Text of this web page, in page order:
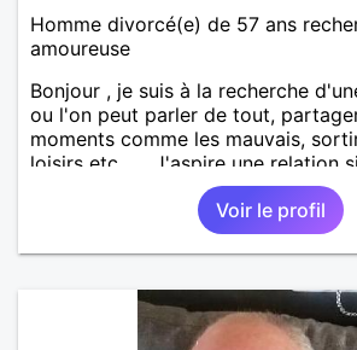
Homme divorcé(e) de 57 ans
amoureuse
Bonjour , je suis à la recherche
ou l'on peut parler de tout,
moments comme les mauvais,
loisirs etc.... . J'aspire une relation
Voir le profil